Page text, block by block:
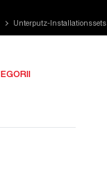
Unterputz-Installationssets